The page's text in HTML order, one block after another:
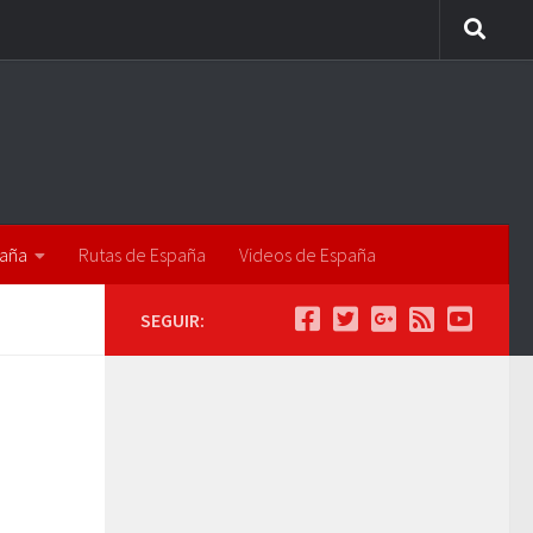
Rutas de España Videos de España
SEGUIR: